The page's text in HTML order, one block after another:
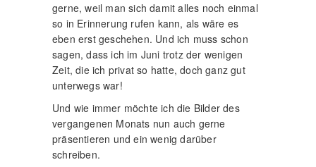
gerne, weil man sich damit alles noch einmal
so in Erinnerung rufen kann, als wäre es
eben erst geschehen. Und ich muss schon
sagen, dass ich im Juni trotz der wenigen
Zeit, die ich privat so hatte, doch ganz gut
unterwegs war!
Und wie immer möchte ich die Bilder des
vergangenen Monats nun auch gerne
präsentieren und ein wenig darüber
schreiben.